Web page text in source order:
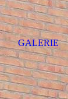
GALERIE